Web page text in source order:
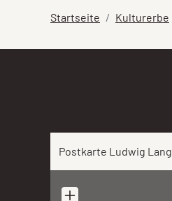
Startseite Kulturerbe
Postkarte Ludwig Lang